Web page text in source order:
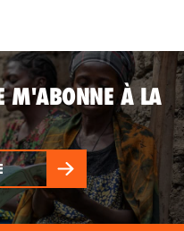
M'ABONNE À LA